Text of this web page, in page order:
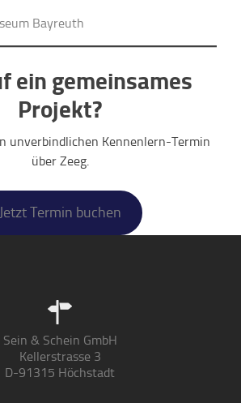
Bayreuth
ein gemeinsames
Projekt?
unverbindlichen Kennenlern-Termin
über Zeeg.
Jetzt Termin buchen
Sein & Schein GmbH
Kellerstrasse 3
D-91315 Höchstadt